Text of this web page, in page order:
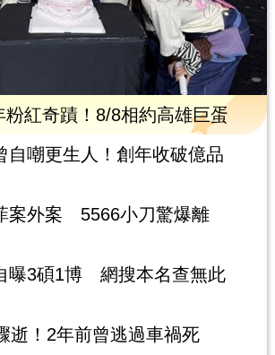
粉紅奇蹟！8/8相約高雄巨蛋
自嘲更生人！創年收破億品
案外案 5566小刀驚爆離
曝3碩1博 網搜本名查無此
逝！2年前曾逃過車禍死